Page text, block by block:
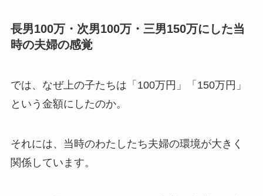
長男100万・次男100万・三男150万にした当
時の夫婦の感覚
では、なぜ上の子たちは「100万円」「150万円」
という金額にしたのか。
それには、当時のわたしたち夫婦の環境が大きく
関係しています。